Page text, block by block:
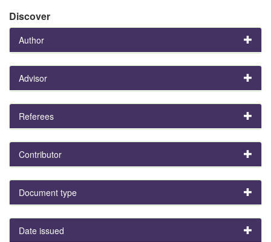
Discover
Author
Advisor
Referees
Contributor
Document type
Date issued